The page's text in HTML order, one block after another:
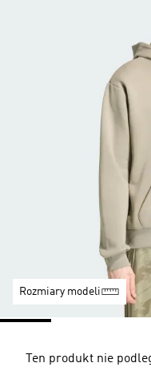
Rozmiary modeli
Ten produkt nie